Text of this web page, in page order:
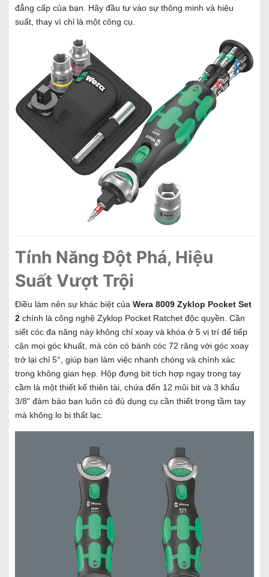
đẳng cấp của bạn. Hãy đầu tư vào sự thông minh và hiệu
suất, thay vì chỉ là một công cụ.
Tính Năng Đột Phá, Hiệu
Suất Vượt Trội
Điều làm nên sự khác biệt của Wera 8009 Zyklop Pocket Set
2 chính là công nghệ Zyklop Pocket Ratchet độc quyền. Cần
siết cóc đa năng này không chỉ xoay và khóa ở 5 vị trí để tiếp
cận mọi góc khuất, mà còn có bánh cóc 72 răng với góc xoay
trở lại chỉ 5°, giúp bạn làm việc nhanh chóng và chính xác
trong không gian hẹp. Hộp đựng bit tích hợp ngay trong tay
cầm là một thiết kế thiên tài, chứa đến 12 mũi bit và 3 khẩu
3/8" đảm bảo bạn luôn có đủ dụng cụ cần thiết trong tầm tay
mà không lo bị thất lạc.